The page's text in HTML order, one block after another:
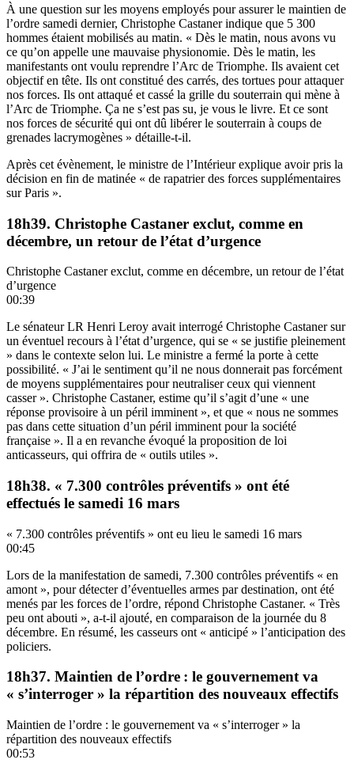
À une question sur les moyens employés pour assurer le maintien de
l’ordre samedi dernier, Christophe Castaner indique que 5 300
hommes étaient mobilisés au matin. « Dès le matin, nous avons vu
ce qu’on appelle une mauvaise physionomie. Dès le matin, les
manifestants ont voulu reprendre l’Arc de Triomphe. Ils avaient cet
objectif en tête. Ils ont constitué des carrés, des tortues pour attaquer
nos forces. Ils ont attaqué et cassé la grille du souterrain qui mène à
l’Arc de Triomphe. Ça ne s’est pas su, je vous le livre. Et ce sont
nos forces de sécurité qui ont dû libérer le souterrain à coups de
grenades lacrymogènes » détaille-t-il.
Après cet évènement, le ministre de l’Intérieur explique avoir pris la
décision en fin de matinée « de rapatrier des forces supplémentaires
sur Paris ».
18h39. Christophe Castaner exclut, comme en
décembre, un retour de l’état d’urgence
Christophe Castaner exclut, comme en décembre, un retour de l’état
d’urgence
00:39
Le sénateur LR Henri Leroy avait interrogé Christophe Castaner sur
un éventuel recours à l’état d’urgence, qui se « se justifie pleinement
» dans le contexte selon lui. Le ministre a fermé la porte à cette
possibilité. « J’ai le sentiment qu’il ne nous donnerait pas forcément
de moyens supplémentaires pour neutraliser ceux qui viennent
casser ». Christophe Castaner, estime qu’il s’agit d’une « une
réponse provisoire à un péril imminent », et que « nous ne sommes
pas dans cette situation d’un péril imminent pour la société
française ». Il a en revanche évoqué la proposition de loi
anticasseurs, qui offrira de « outils utiles ».
18h38. « 7.300 contrôles préventifs » ont été
effectués le samedi 16 mars
« 7.300 contrôles préventifs » ont eu lieu le samedi 16 mars
00:45
Lors de la manifestation de samedi, 7.300 contrôles préventifs « en
amont », pour détecter d’éventuelles armes par destination, ont été
menés par les forces de l’ordre, répond Christophe Castaner. « Très
peu ont abouti », a-t-il ajouté, en comparaison de la journée du 8
décembre. En résumé, les casseurs ont « anticipé » l’anticipation des
policiers.
18h37. Maintien de l’ordre : le gouvernement va
« s’interroger » la répartition des nouveaux effectifs
Maintien de l’ordre : le gouvernement va « s’interroger » la
répartition des nouveaux effectifs
00:53